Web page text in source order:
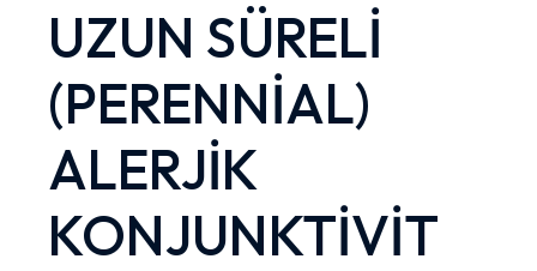
UZUN SÜRELİ
(PERENNİAL)
ALERJİK
KONJUNKTİVİT